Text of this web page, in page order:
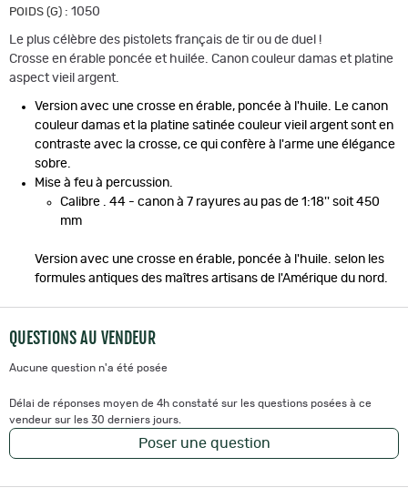
POIDS (G) : 1050
Le plus célèbre des pistolets français de tir ou de duel !
Crosse en érable poncée et huilée. Canon couleur damas et platine
aspect vieil argent.
Version avec une crosse en érable, poncée à l'huile. Le canon
couleur damas et la platine satinée couleur vieil argent sont en
contraste avec la crosse, ce qui confère à l'arme une élégance
sobre.
Mise à feu à percussion.
Calibre . 44 - canon à 7 rayures au pas de 1:18'' soit 450
mm
Version avec une crosse en érable, poncée à l'huile. selon les
formules antiques des maîtres artisans de l'Amérique du nord.
QUESTIONS AU VENDEUR
Aucune question n'a été posée
Délai de réponses moyen de 4h constaté sur les questions posées à ce
vendeur sur les 30 derniers jours.
Poser une question